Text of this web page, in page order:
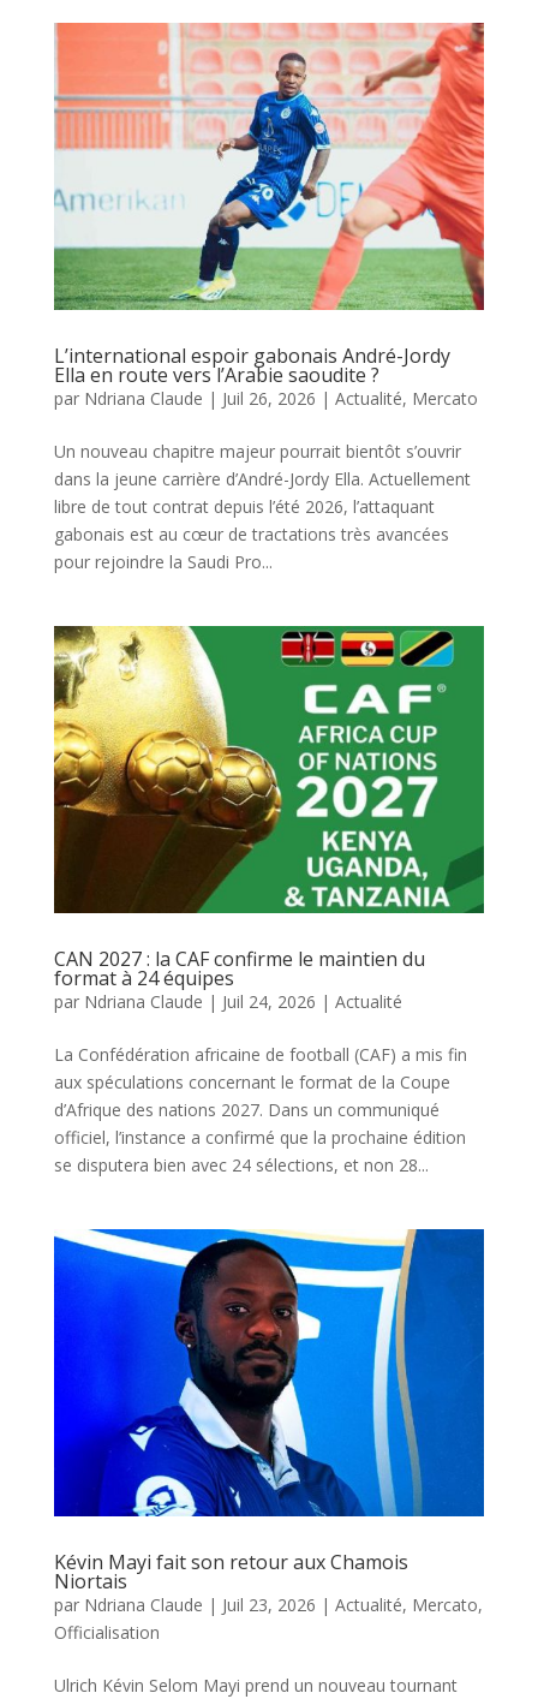
L’international espoir gabonais André-Jordy
Ella en route vers l’Arabie saoudite ?
par Ndriana Claude | Juil 26, 2026 | Actualité, Mercato
Un nouveau chapitre majeur pourrait bientôt s’ouvrir
dans la jeune carrière d’André-Jordy Ella. Actuellement
libre de tout contrat depuis l’été 2026, l’attaquant
gabonais est au cœur de tractations très avancées
pour rejoindre la Saudi Pro...
CAN 2027 : la CAF confirme le maintien du
format à 24 équipes
par Ndriana Claude | Juil 24, 2026 | Actualité
La Confédération africaine de football (CAF) a mis fin
aux spéculations concernant le format de la Coupe
d’Afrique des nations 2027. Dans un communiqué
officiel, l’instance a confirmé que la prochaine édition
se disputera bien avec 24 sélections, et non 28...
Kévin Mayi fait son retour aux Chamois
Niortais
par Ndriana Claude | Juil 23, 2026 | Actualité, Mercato,
Officialisation
Ulrich Kévin Selom Mayi prend un nouveau tournant